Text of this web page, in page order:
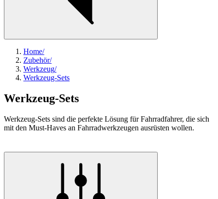
Home/
Zubehör/
Werkzeug/
Werkzeug-Sets
Werkzeug-Sets
Werkzeug-Sets sind die perfekte Lösung für Fahrradfahrer, die sich
mit den Must-Haves an Fahrradwerkzeugen ausrüsten wollen.